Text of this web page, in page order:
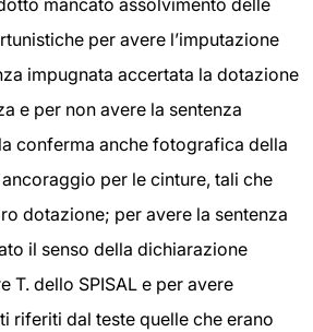
mancato assolvimento delle
per avere l’imputazione
impugnata accertata la dotazione
e per non avere la sentenza
conferma anche fotografica della
per le cinture, tali che
dotazione; per avere la sentenza
il senso della dichiarazione
T. dello SPISAL e per avere
riferiti dal teste quelle che erano